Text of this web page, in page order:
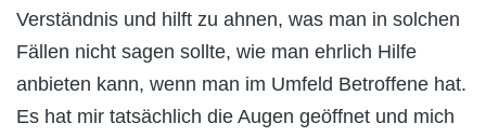
Verständnis und hilft zu ahnen, was man in solchen
Fällen nicht sagen sollte, wie man ehrlich Hilfe
anbieten kann, wenn man im Umfeld Betroffene hat.
Es hat mir tatsächlich die Augen geöffnet und mich